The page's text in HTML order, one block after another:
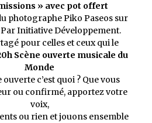
» avec pot offert
photographe Piko Paseos sur
Par Initiative Développement.
pour celles et ceux qui le
Scène ouverte musicale du
Monde
ouverte c’est quoi ? Que vous
ou confirmé, apportez votre
voix,
ou rien et jouons ensemble